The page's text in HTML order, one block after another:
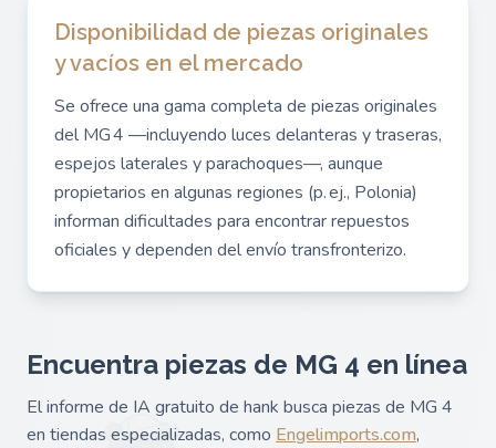
Disponibilidad de piezas originales
y vacíos en el mercado
Se ofrece una gama completa de piezas originales
del MG 4 —incluyendo luces delanteras y traseras,
espejos laterales y parachoques—, aunque
propietarios en algunas regiones (p. ej., Polonia)
informan dificultades para encontrar repuestos
oficiales y dependen del envío transfronterizo.
Encuentra piezas de MG 4 en línea
El informe de IA gratuito de hank busca piezas de MG 4
en tiendas especializadas, como Engelimports.com,